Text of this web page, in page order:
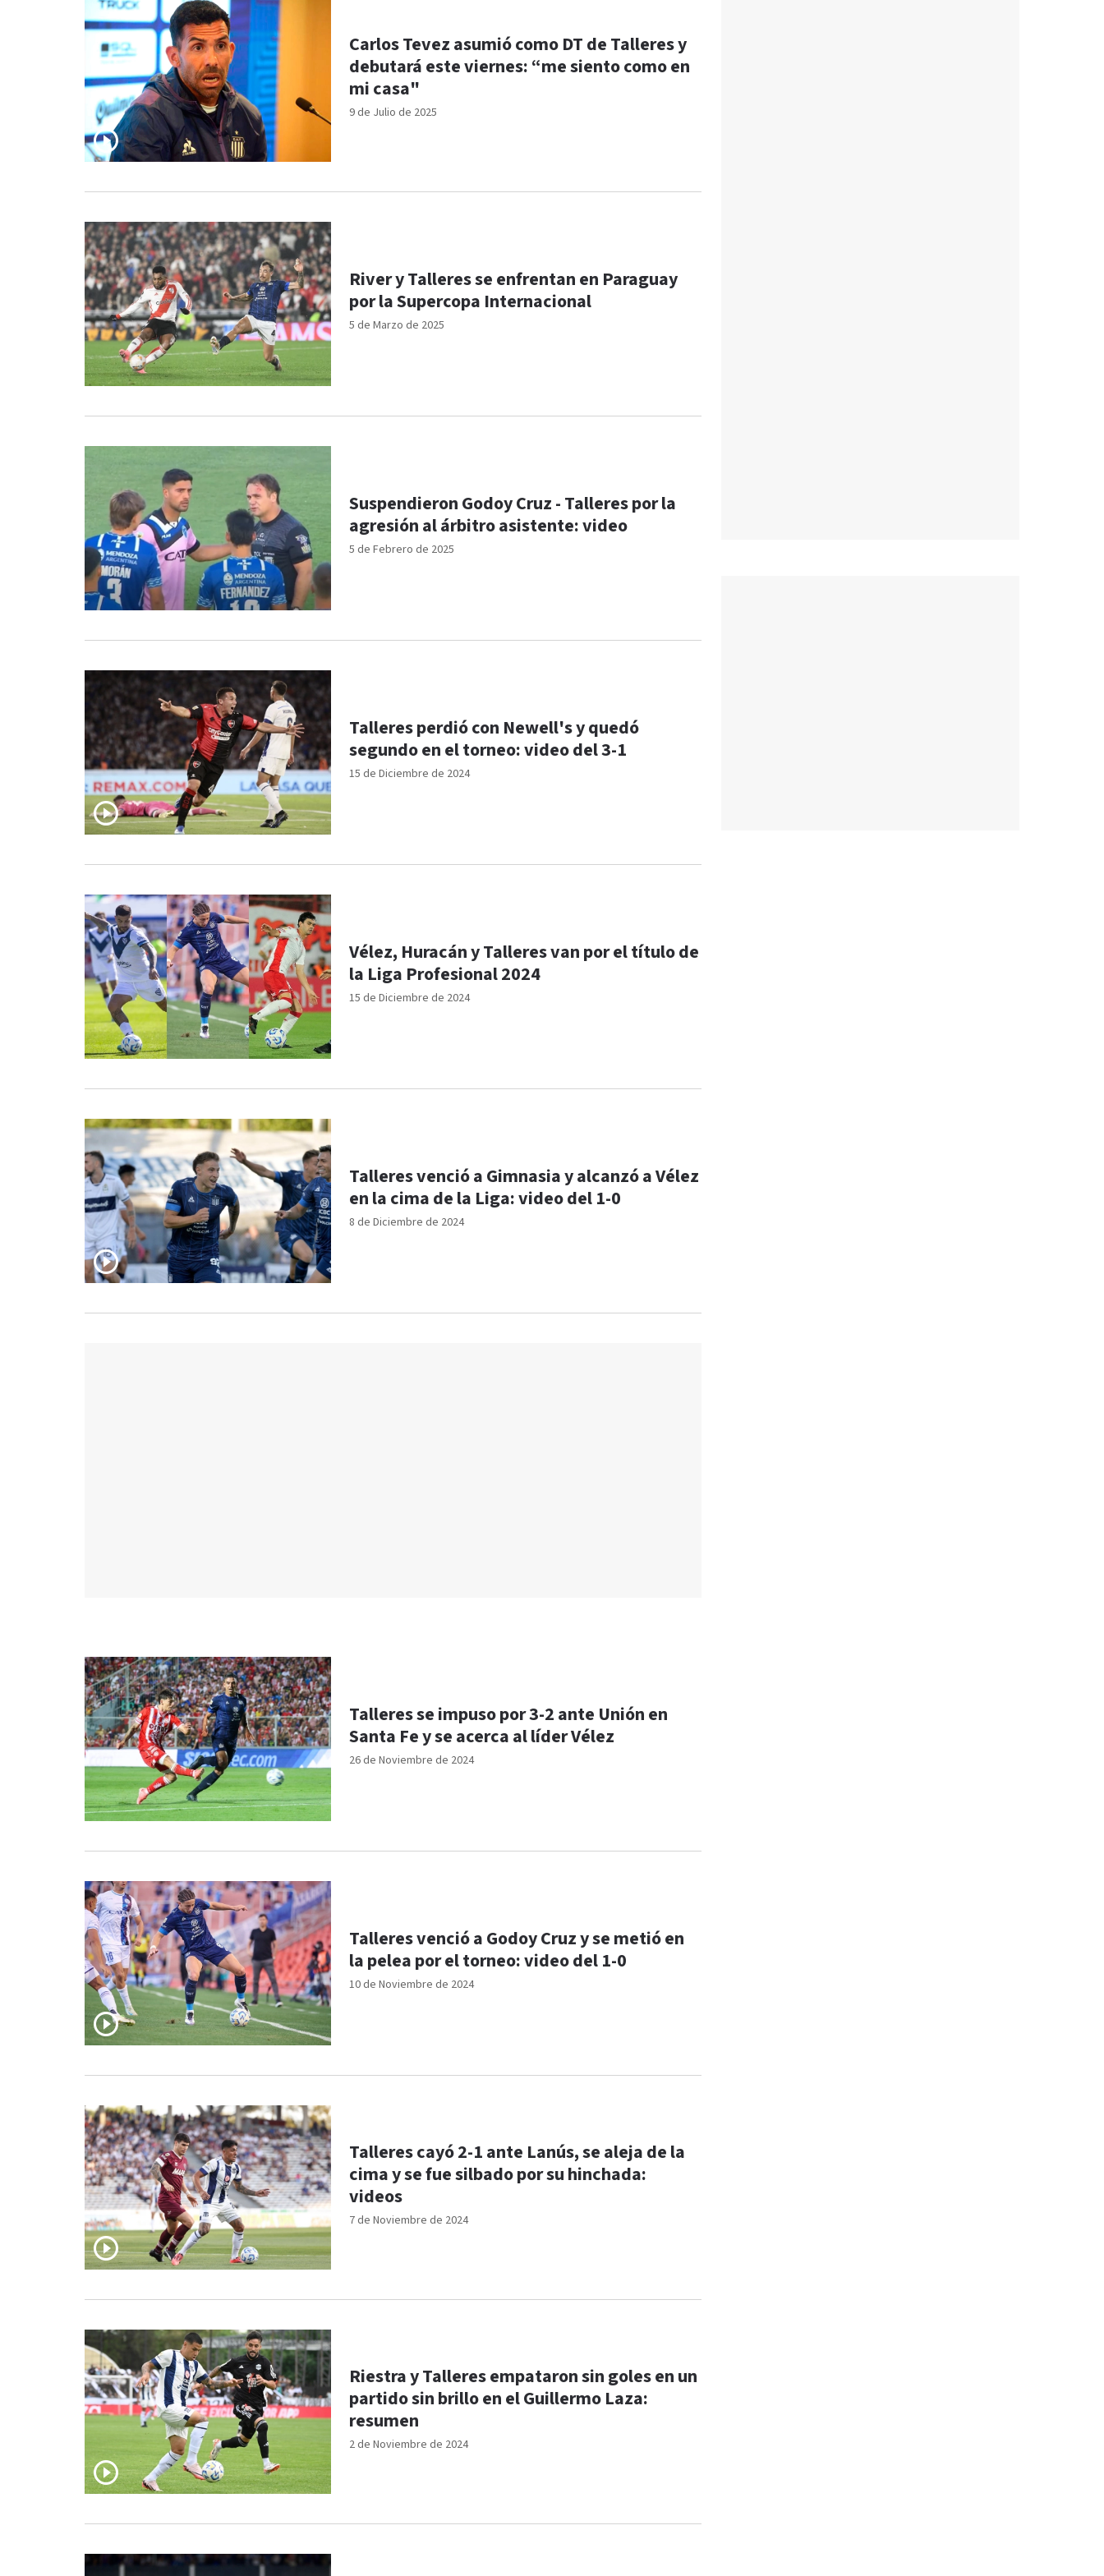
9 de Julio de 2025
Carlos Tevez asumió como DT de Talleres y
debutará este viernes: “me siento como en
mi casa"
5 de Marzo de 2025
River y Talleres se enfrentan en Paraguay
por la Supercopa Internacional
5 de Febrero de 2025
Suspendieron Godoy Cruz - Talleres por la
agresión al árbitro asistente: video
15 de Diciembre de 2024
Talleres perdió con Newell's y quedó
segundo en el torneo: video del 3-1
15 de Diciembre de 2024
Vélez, Huracán y Talleres van por el título de
la Liga Profesional 2024
8 de Diciembre de 2024
Talleres venció a Gimnasia y alcanzó a Vélez
en la cima de la Liga: video del 1-0
26 de Noviembre de 2024
Talleres se impuso por 3-2 ante Unión en
Santa Fe y se acerca al líder Vélez
10 de Noviembre de 2024
Talleres venció a Godoy Cruz y se metió en
la pelea por el torneo: video del 1-0
7 de Noviembre de 2024
Talleres cayó 2-1 ante Lanús, se aleja de la
cima y se fue silbado por su hinchada:
videos
2 de Noviembre de 2024
Riestra y Talleres empataron sin goles en un
partido sin brillo en el Guillermo Laza:
resumen